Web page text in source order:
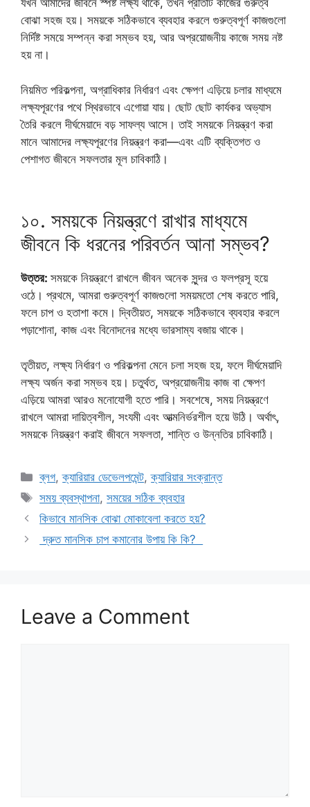
যখন আমাদের জীবনে স্পষ্ট লক্ষ্য থাকে, তখন প্রতিটি কাজের গুরুত্ব
বোঝা সহজ হয়। সময়কে সঠিকভাবে ব্যবহার করলে গুরুত্বপূর্ণ কাজগুলো
নির্দিষ্ট সময়ে সম্পন্ন করা সম্ভব হয়, আর অপ্রয়োজনীয় কাজে সময় নষ্ট
হয় না।
নিয়মিত পরিকল্পনা, অগ্রাধিকার নির্ধারণ এবং ক্ষেপণ এড়িয়ে চলার মাধ্যমে
লক্ষ্যপূরণের পথে স্থিরভাবে এগোয়া যায়। ছোট ছোট কার্যকর অভ্যাস
তৈরি করলে দীর্ঘমেয়াদে বড় সাফল্য আসে। তাই সময়কে নিয়ন্ত্রণ করা
মানে আমাদের লক্ষ্যপূরণের নিয়ন্ত্রণ করা—এবং এটি ব্যক্তিগত ও
পেশাগত জীবনে সফলতার মূল চাবিকাঠি।
১০. সময়কে নিয়ন্ত্রণে রাখার মাধ্যমে
জীবনে কি ধরনের পরিবর্তন আনা সম্ভব?
উত্তর: সময়কে নিয়ন্ত্রণে রাখলে জীবন অনেক সুন্দর ও ফলপ্রসূ হয়ে
ওঠে। প্রথমে, আমরা গুরুত্বপূর্ণ কাজগুলো সময়মতো শেষ করতে পারি,
ফলে চাপ ও হতাশা কমে। দ্বিতীয়ত, সময়কে সঠিকভাবে ব্যবহার করলে
পড়াশোনা, কাজ এবং বিনোদনের মধ্যে ভারসাম্য বজায় থাকে।
তৃতীয়ত, লক্ষ্য নির্ধারণ ও পরিকল্পনা মেনে চলা সহজ হয়, ফলে দীর্ঘমেয়াদি
লক্ষ্য অর্জন করা সম্ভব হয়। চতুর্থত, অপ্রয়োজনীয় কাজ বা ক্ষেপণ
এড়িয়ে আমরা আরও মনোযোগী হতে পারি। সবশেষে, সময় নিয়ন্ত্রণে
রাখলে আমরা দায়িত্বশীল, সংযমী এবং আত্মনির্ভরশীল হয়ে উঠি। অর্থাৎ,
সময়কে নিয়ন্ত্রণ করাই জীবনে সফলতা, শান্তি ও উন্নতির চাবিকাঠি।
Categories
ব্লগ,ক্যারিয়ার ডেভেলপমেন্ট,ক্যারিয়ার সংক্রান্ত
Tags
সময় ব্যবস্থাপনা,সময়ের সঠিক ব্যবহার
কিভাবে মানসিক বোঝা মোকাবেলা করতে হয়?
দ্রুত মানসিক চাপ কমানোর উপায় কি কি?
Leave a Comment